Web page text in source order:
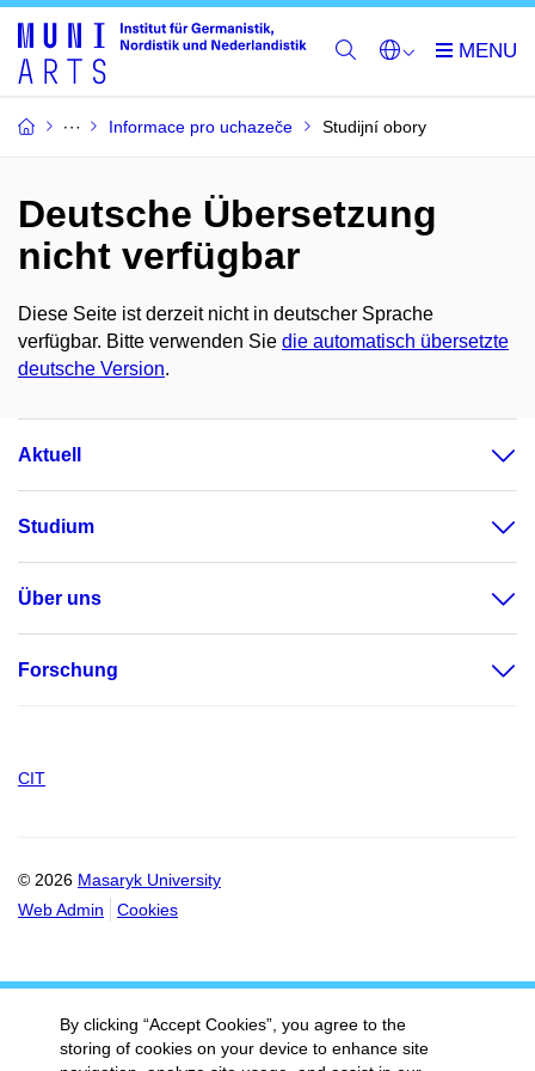
Informace pro uchazeče Studijní obory
Deutsche Übersetzung
nicht verfügbar
Diese Seite ist derzeit nicht in deutscher Sprache
verfügbar. Bitte verwenden Sie die automatisch übersetzte
deutsche Version.
Aktuell
Studium
Über uns
Forschung
CIT
© 2026 Masaryk University
Web Admin
Cookies
By clicking “Accept Cookies”, you agree to the
storing of cookies on your device to enhance site